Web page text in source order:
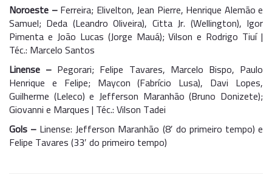
Noroeste –Ferreira; Elivelton, Jean Pierre, Henrique Alemão e
Samuel; Deda (Leandro Oliveira), Citta Jr. (Wellington), Igor
Pimenta e João Lucas (Jorge Mauá); Vilson e Rodrigo Tiuí |
Téc.: Marcelo Santos
Linense – Pegorari; Felipe Tavares, Marcelo Bispo, Paulo
Henrique e Felipe; Maycon (Fabrício Lusa), Davi Lopes,
Guilherme (Leleco) e Jefferson Maranhão (Bruno Donizete);
Giovanni e Marques | Téc.: Vilson Tadei
Gols – Linense: Jefferson Maranhão (8′ do primeiro tempo) e
Felipe Tavares (33′ do primeiro tempo)